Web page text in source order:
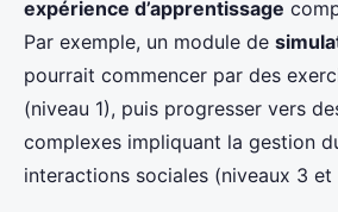
expérience d’apprentissage
Par exemple, un module de
pourrait commencer par des
(niveau 1), puis progresser vers
complexes impliquant la gestion
interactions sociales (niveaux 3 et